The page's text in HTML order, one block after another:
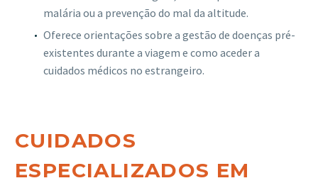
malária ou a prevenção do mal da altitude.
Oferece orientações sobre a gestão de doenças pré-
existentes durante a viagem e como aceder a
cuidados médicos no estrangeiro.
CUIDADOS
ESPECIALIZADOS EM